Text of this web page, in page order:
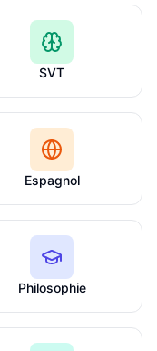
SVT
Espagnol
Philosophie